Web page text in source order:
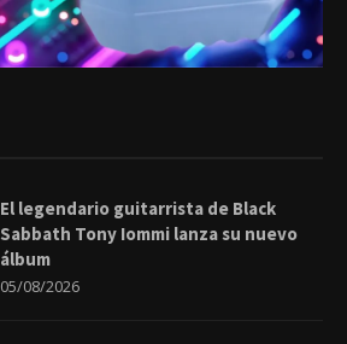
El legendario guitarrista de Black
Sabbath Tony Iommi lanza su nuevo
álbum
05/08/2026